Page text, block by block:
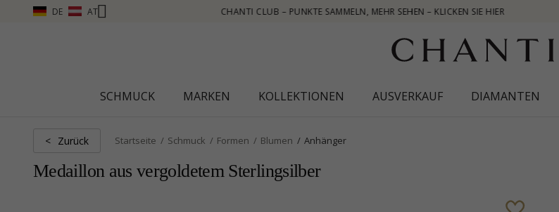
DE AT
MEHR SEHEN – KLICKEN SIE HIER
SCHMUCK MARKEN KOLLEKTIONEN AUSVERKAUF DIAMANTEN
< Zurück Startseite Schmuck Formen Blumen Anhänger
Medaillon aus vergoldetem Sterlingsilber